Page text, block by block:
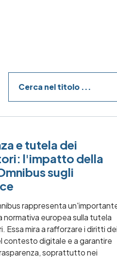
e tutela dei
l'impatto della
sugli
rappresenta
normativa europea sulla tutela
Essa mira a rafforzare i diritti dei
contesto digitale e a garantire
soprattutto nei